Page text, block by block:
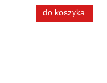
do koszyka